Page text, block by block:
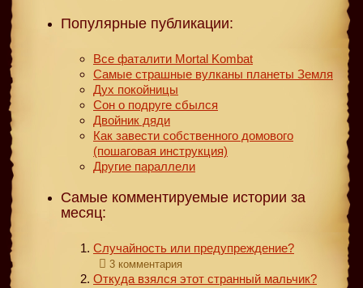
Популярные публикации:
Все фаталити Mortal Kombat
Самые страшные вулканы планеты Земля
Дух покойницы
Сон о подруге сбылся
Двойник дяди
Как завести собственного домового
(пошаговая инструкция)
Другие параллели
Самые комментируемые истории за
месяц:
Случайность или предупреждение?
3 комментария
Откуда взялся этот странный мальчик?